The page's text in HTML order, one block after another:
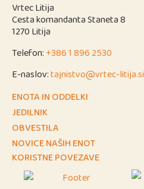
Vrtec Litija
Cesta komandanta Staneta 8
1270 Litija
Telefon:+386 1 896 2530
E-naslov:tajnistvo@vrtec-litija.si
ENOTA IN ODDELKI
JEDILNIK
OBVESTILA
NOVICE NAŠIH ENOT
KORISTNE POVEZAVE